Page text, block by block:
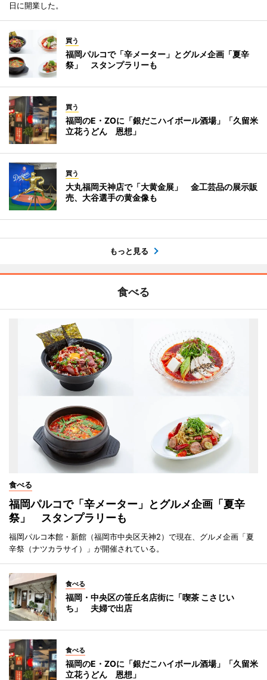
日に開業した。
買う
福岡パルコで「辛メーター」とグルメ企画「夏辛
祭」 スタンプラリーも
買う
福岡のE・ZOに「銀だこハイボール酒場」「久留米
立花うどん 恩想」
買う
大丸福岡天神店で「大黄金展」 金工芸品の展示販
売、大谷選手の黄金像も
もっと見る
食べる
食べる
福岡パルコで「辛メーター」とグルメ企画「夏辛
祭」 スタンプラリーも
福岡パルコ本館・新館（福岡市中央区天神2）で現在、グルメ企画「夏
辛祭（ナツカラサイ）」が開催されている。
食べる
福岡・中央区の笹丘名店街に「喫茶 こさじい
ち」 夫婦で出店
食べる
福岡のE・ZOに「銀だこハイボール酒場」「久留米
立花うどん 恩想」